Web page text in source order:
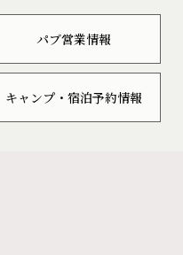
パブ営業情報
キャンプ・宿泊予約情報